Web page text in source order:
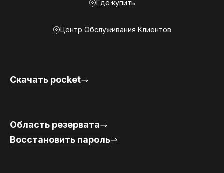
Где купить
Центр Обслуживания Клиентов
Скачать pocket
Область резервата
Восстановить пароль